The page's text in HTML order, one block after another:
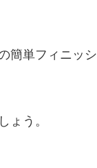
簡単フィニッシ
ょう。